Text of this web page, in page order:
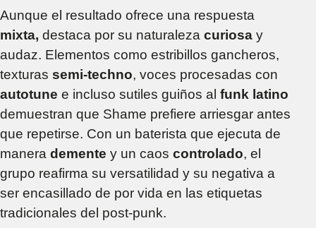
Aunque el resultado ofrece una respuesta
mixta, destaca por su naturaleza curiosa y
audaz. Elementos como estribillos gancheros,
texturas semi-techno, voces procesadas con
autotune e incluso sutiles guiños al funk latino
demuestran que Shame prefiere arriesgar antes
que repetirse. Con un baterista que ejecuta de
manera demente y un caos controlado, el
grupo reafirma su versatilidad y su negativa a
ser encasillado de por vida en las etiquetas
tradicionales del post-punk.